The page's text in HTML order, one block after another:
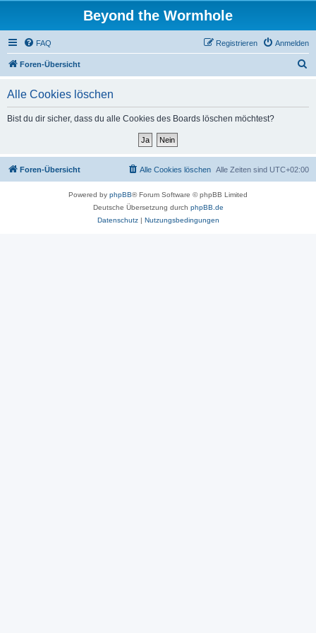
Beyond the Wormhole
FAQ Anmelden
Registrieren
Foren-Übersicht
Alle Cookies löschen
Bist du dir sicher, dass du alle Cookies des Boards löschen möchtest?
Foren-Übersicht Alle Zeiten sind UTC+02:00
Alle Cookies löschen
Powered by phpBB® Forum Software © phpBB Limited
Deutsche Übersetzung durch phpBB.de
Datenschutz| Nutzungsbedingungen